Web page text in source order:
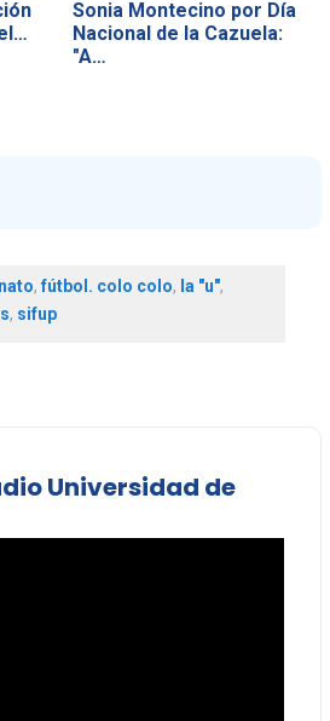
Sonia Montecino por Día
Nacional de la Cazuela:
"A…
,fútbol. colo colo, la "u",
, sifup
Universidad de